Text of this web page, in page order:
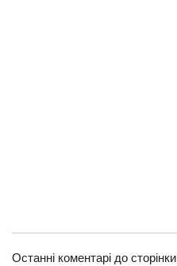
Останні коментарі до сторінки